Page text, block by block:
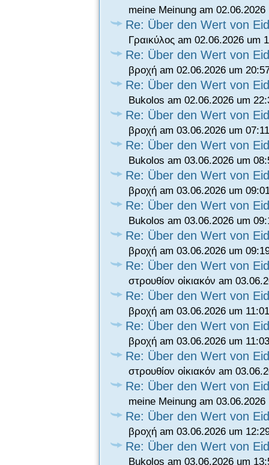
meine Meinung am
Re: Über den Wert von
Γραικύλος am 02.06.2026 um
Re: Über den Wert von
βροχή am 02.06.2026 um
Re: Über den Wert von
Bukolos am 02.06.2026 um
Re: Über den Wert von
βροχή am 03.06.2026 um
Re: Über den Wert von
Bukolos am 03.06.2026 um
Re: Über den Wert von
βροχή am 03.06.2026 um
Re: Über den Wert von
Bukolos am 03.06.2026 um
Re: Über den Wert von
βροχή am 03.06.2026 um
Re: Über den Wert von
στρουθίον οἰκιακόν am
Re: Über den Wert von
βροχή am 03.06.2026 um
Re: Über den Wert von
βροχή am 03.06.2026 um
Re: Über den Wert von
στρουθίον οἰκιακόν am
Re: Über den Wert von
meine Meinung am
Re: Über den Wert von
βροχή am 03.06.2026 um
Re: Über den Wert von
Bukolos am 03.06.2026 um